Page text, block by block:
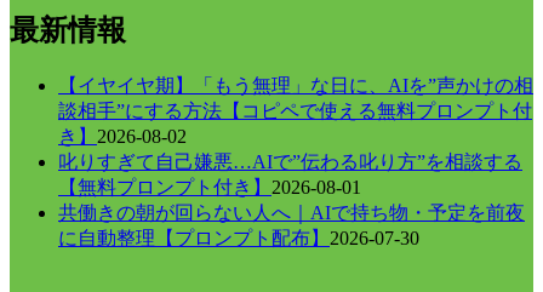
最新情報
【イヤイヤ期】「もう無理」な日に、AIを”声かけの相
談相手”にする方法【コピペで使える無料プロンプト付
き】 2026-08-02
叱りすぎて自己嫌悪…AIで”伝わる叱り方”を相談する
【無料プロンプト付き】 2026-08-01
共働きの朝が回らない人へ｜AIで持ち物・予定を前夜
に自動整理【プロンプト配布】 2026-07-30